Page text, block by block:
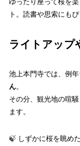
ト。読書や思索にもぴ
ライトアップ
池上本門寺では、例年
ん。
その分、観光地の喧
ます。
🍃 しずかに桜を眺め